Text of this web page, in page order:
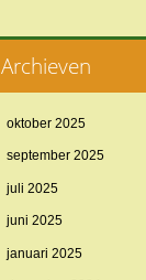
Archieven
oktober 2025
september 2025
juli 2025
juni 2025
januari 2025